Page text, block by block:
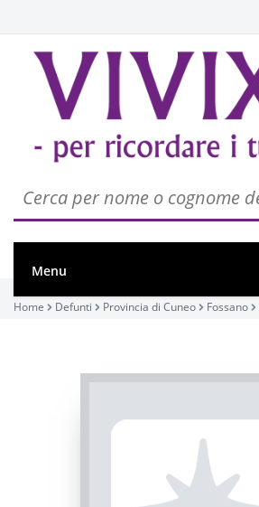
Menu
Home Defunti Provincia di Cuneo Fossano
PASSATE:
Fossano, Chiesa di San Vittore
04/12/2022 10:00